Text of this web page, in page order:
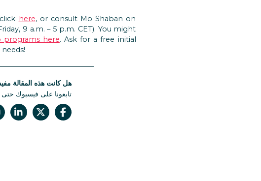
here, or consult Mo Shaban on
9 a.m. – 5 p.m. CET). You might
programs here. Ask for a free initial
هل كانت هذه المقالة
تابعونا على فيسبوك